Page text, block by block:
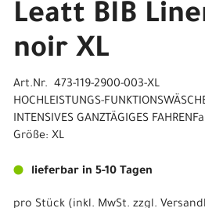
Leatt BIB
noir XL
Art.Nr. 473-119-2900-003-XL
HOCHLEISTUNGS-
INTENSIVES GANZTÄGIGES
Größe: XL
lieferbar in 5-10 Tagen
pro Stück (inkl. MwSt. zzgl.